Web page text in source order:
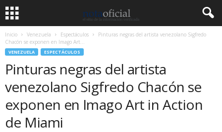
Inicio Venezuela Espectáculos
Pinturas negras del artista venezolano Sigfredo
Chacón se exponen en Imago Art...
VENEZUELA ESPECTÁCULOS
Pinturas negras del artista
venezolano Sigfredo Chacón se
exponen en Imago Art in Action
de Miami